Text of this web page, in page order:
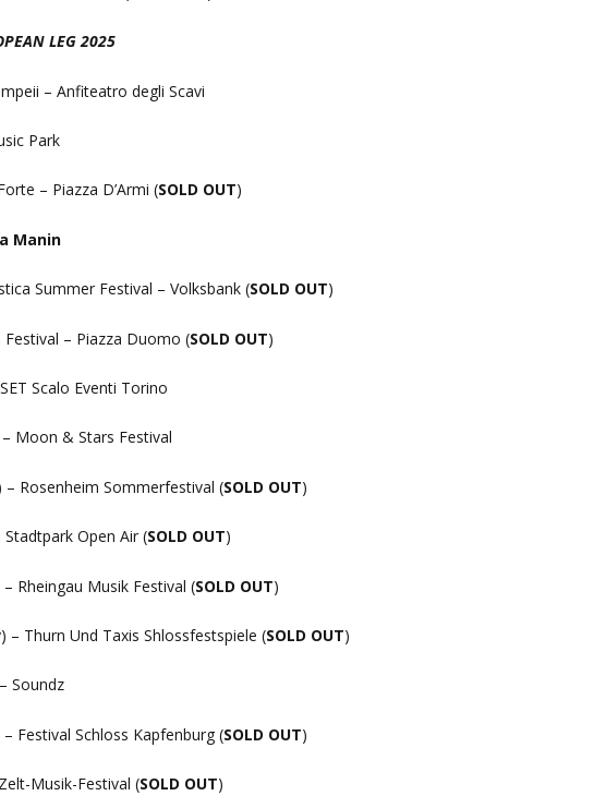
LEG 2025
– Anfiteatro degli Scavi
Park
– Piazza D’Armi (SOLD OUT)
Manin
Summer Festival – Volksbank (SOLD OUT)
– Piazza Duomo (SOLD OUT)
Scalo Eventi Torino
Moon & Stars Festival
– Rosenheim Sommerfestival (SOLD OUT)
Open Air (SOLD OUT)
Rheingau Musik Festival (SOLD OUT)
– Thurn Und Taxis Shlossfestspiele (SOLD OUT)
Soundz
Festival Schloss Kapfenburg (SOLD OUT)
Musik-Festival (SOLD OUT)